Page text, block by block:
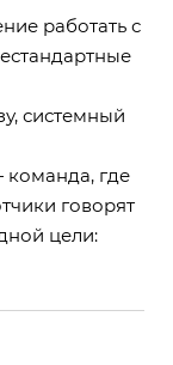
работать с
системный
где
говорят
цели: